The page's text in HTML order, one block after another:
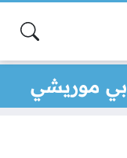
موريشي